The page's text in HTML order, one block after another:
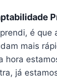
é que
mais
hora
já